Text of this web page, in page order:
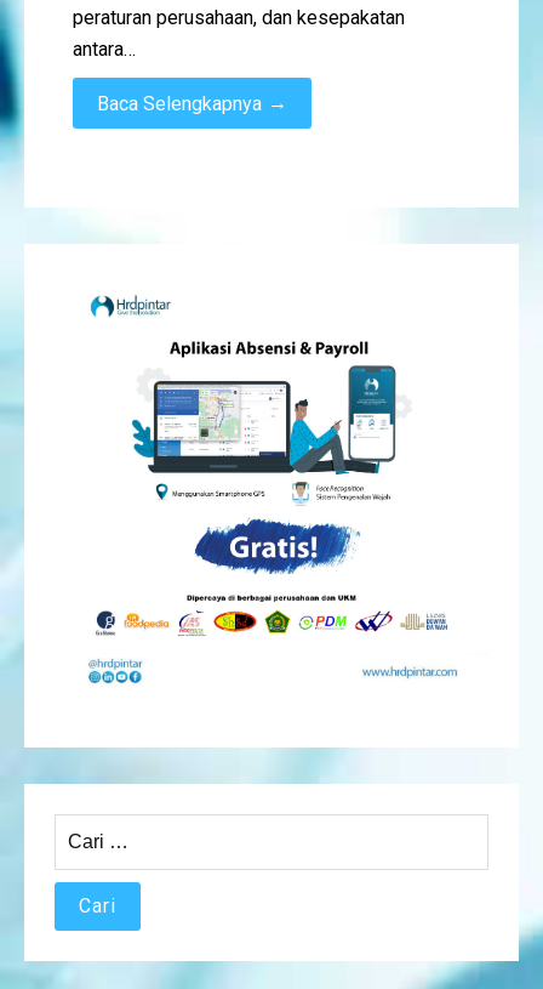
peraturan perusahaan, dan kesepakatan
antara…
Baca Selengkapnya →
Cari